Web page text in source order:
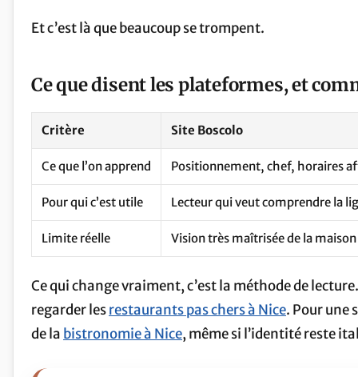
Et c’est là que beaucoup se trompent.
Ce que disent les plateformes, et
Critère Site Boscolo
Ce que l’on apprend Positionnement, chef, horaires
Pour qui c’est utile Lecteur qui veut comprendre la
Limite réelle Vision très maîtrisée de la maison
Ce qui change vraiment, c’est la méthode de
regarder lesrestaurants pas chers à Nice. Pour une
de la bistronomie à Nice, même si l’identité reste